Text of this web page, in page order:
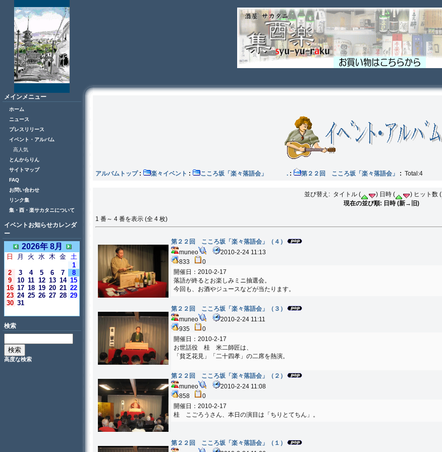
メインメニュー
ホーム
ニュース
プレスリリース
イベント・アルバム
高人気
とんからりん
サイトマップ
FAQ
お問い合わせ
リンク集
集・酉・楽サカタニについて
イベントお知らせカレンダ
ー
2026年 8月
日 月 火 水 木 金 土
1
2
3 4 5 6 7
8
9
10 11 12 13 14 15
16 17 18 19 20 21 22
23 24 25 26 27 28 29
30 31
検索
高度な検索
アルバムトップ: 楽々イベント : こころ坂「楽々落語会」 . : 第２２回 こころ坂「楽々落語会」 : Total:4
並び替え: タイトル ( ) 日時 ( ) ヒット数 (
現在の並び順: 日時 (新→旧)
1 番～ 4 番を表示 (全 4 枚)
第２２回 こころ坂「楽々落語会」（４）
muneo
2010-2-24 11:13
833
0
開催日：2010-2-17
落語が終るとお楽しみミニ抽選会。
今回も、お酒やジュースなどが当たります。
第２２回 こころ坂「楽々落語会」（３）
muneo
2010-2-24 11:11
935
0
開催日：2010-2-17
お世話役 桂 米二師匠は、
「貧乏花見」「二十四孝」の二席を熱演。
第２２回 こころ坂「楽々落語会」（２）
muneo
2010-2-24 11:08
858
0
開催日：2010-2-17
桂 こごろうさん、本日の演目は「ちりとてちん」。
第２２回 こころ坂「楽々落語会」（１）